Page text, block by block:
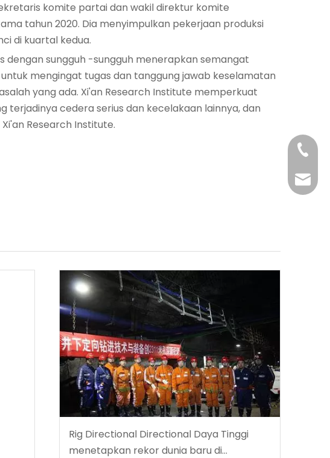
komite partai dan wakil direktur komite
tahun 2020. Dia menyimpulkan pekerjaan produksi
di kuartal kedua.
dengan sungguh -sungguh menerapkan semangat
mengingat tugas dan tanggung jawab keselamatan
yang ada. Xi'an Research Institute memperkuat
cedera serius dan kecelakaan lainnya, dan
Research Institute.
Rig Directional Directional Daya Tinggi
menetapkan rekor dunia baru di
+86-
+86-